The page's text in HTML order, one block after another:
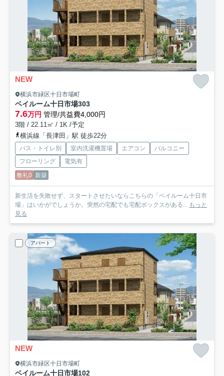
NEW
横浜市緑区十日市場町
ベイルーム十日市場303
7.6万円 管理/共益費4,000円
3階 / 22.11㎡ / 1K /予定
横浜線「長津田」駅 徒歩22分
バス・トイレ別 室内洗濯機置場 エアコン
バルコニー
フローリング
電気有
敷礼0 新築
新生活を失敗せず、スタートさせたいならこちらの「ベイルーム十日市
場」はいかがでしょうか。突然の宅配でも宅配ボックスがある...
もっと
見る
アパート
NEW
横浜市緑区十日市場町
ベイルーム十日市場102